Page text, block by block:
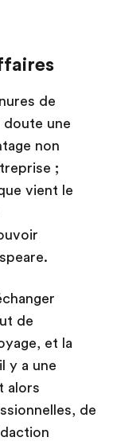
de
doute une
non
;
vient le
de
et la
y a une
alors
de